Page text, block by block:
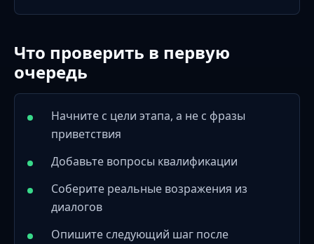
Что проверить в первую
очередь
Начните с цели этапа, а не с фразы
приветствия
Добавьте вопросы квалификации
Соберите реальные возражения из
диалогов
Опишите следующий шаг после